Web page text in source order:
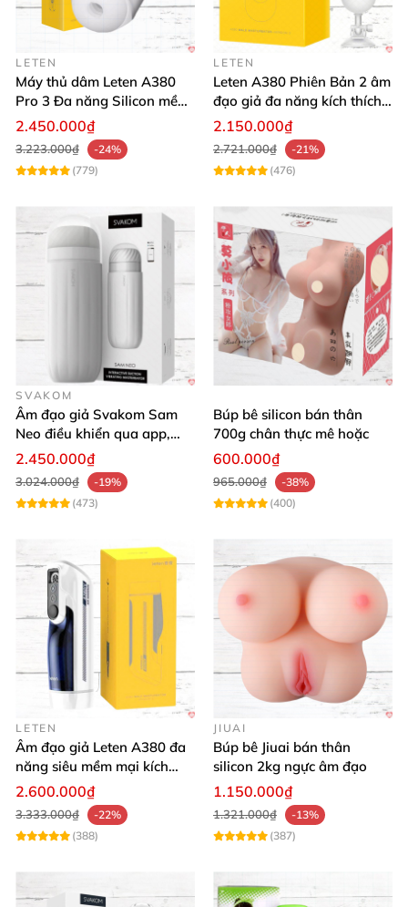
LETEN
Máy thủ dâm Leten A380
Pro 3 Đa năng Silicon mềm
mại Cảm giác thật
2.450.000₫
3.223.000₫
-24%
(779)
LETEN
Leten A380 Phiên Bản 2 âm
đạo giả đa năng kích thích
cực mạnh
2.150.000₫
2.721.000₫
-21%
(476)
SVAKOM
Âm đạo giả Svakom Sam
Neo điều khiển qua app,
webcam tương tác, trải
nghiệm thực tế
2.450.000₫
3.024.000₫
-19%
(473)
Búp bê silicon bán thân
700g chân thực mê hoặc
600.000₫
965.000₫
-38%
(400)
LETEN
Âm đạo giả Leten A380 đa
năng siêu mềm mại kích
thích phái mạnh
2.600.000₫
3.333.000₫
-22%
(388)
JIUAI
Búp bê Jiuai bán thân
silicon 2kg ngực âm đạo
1.150.000₫
1.321.000₫
-13%
(387)